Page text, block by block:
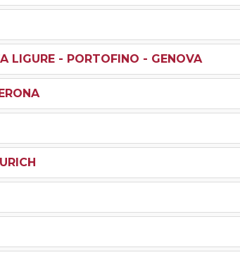
LIGURE - PORTOFINO - GENOVA